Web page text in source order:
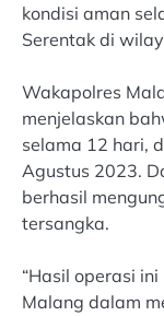
kondisi aman
Serentak di
Wakapolres
menjelaskan
selama 12 hari,
Agustus 2023.
berhasil
tersangka.
“Hasil operasi
Malang dalam